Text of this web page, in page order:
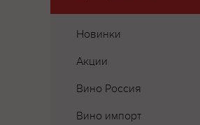
Новинки
Акции
Вино Россия
Вино импорт